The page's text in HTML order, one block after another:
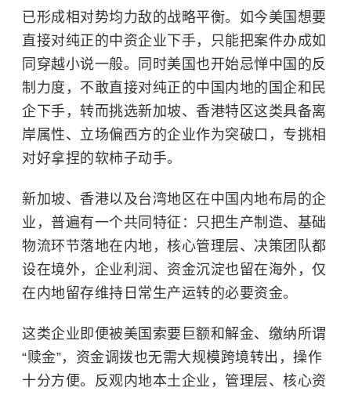
已形成相对势均力敌的战略平衡。如今美国想要
直接对纯正的中资企业下手，只能把案件办成如
同穿越小说一般。同时美国也开始忌惮中国的反
制力度，不敢直接对纯正的中国内地的国企和民
企下手，转而挑选新加坡、香港特区这类具备离
岸属性、立场偏西方的企业作为突破口，专挑相
对好拿捏的软柿子动手。
新加坡、香港以及台湾地区在中国内地布局的企
业，普遍有一个共同特征：只把生产制造、基础
物流环节落地在内地，核心管理层、决策团队都
设在境外，企业利润、资金沉淀也留在海外，仅
在内地留存维持日常生产运转的必要资金。
这类企业即便被美国索要巨额和解金、缴纳所谓
“赎金”，资金调拨也无需大规模跨境转出，操作
十分方便。反观内地本土企业，管理层、核心资